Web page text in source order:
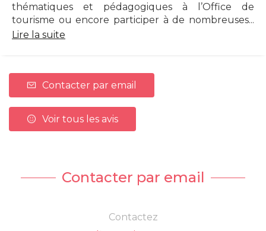
thématiques et pédagogiques à l’Office de
tourisme ou encore participer à de nombreuses...
Lire la suite
Contacter par email
Voir tous les avis
Contacter par email
Contactez